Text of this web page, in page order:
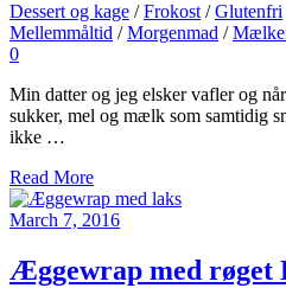
Dessert og kage /Frokost /Glutenfri
Mellemmåltid /Morgenmad /
0
Min datter og jeg elsker vafler og
sukker, mel og mælk som samtidig
ikke …
Read More
March 7, 2016
Æggewrap med røget